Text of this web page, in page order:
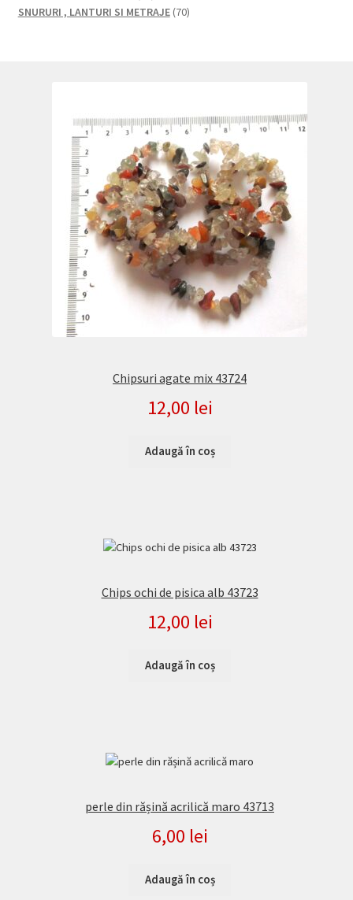
produse
produse
SNURURI , LANTURI SI METRAJE 7070
Chipsuri agate mix 43724
12,00 lei
Adaugă în coș
Chips ochi de pisica alb 43723
12,00 lei
Adaugă în coș
perle din rășină acrilică maro 43713
6,00 lei
Adaugă în coș